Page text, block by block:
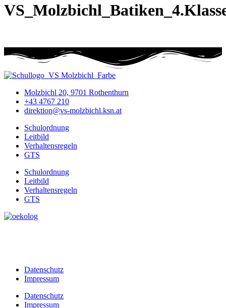
Molzbichl 20, 9701 Rothenthurn
+43 4767 210
direktion@vs-molzbichl.ksn.at
Schulordnung
Leitbild
Verhaltensregeln
GTS
Schulordnung
Leitbild
Verhaltensregeln
GTS
Datenschutz
Impressum
Datenschutz
Impressum